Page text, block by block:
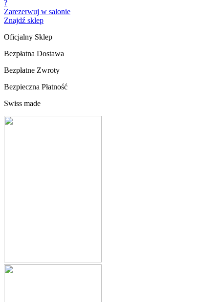
?
Zarezerwuj w salonie
Znajdź sklep
Oficjalny Sklep
Bezpłatna Dostawa
Bezpłatne Zwroty
Bezpieczna Płatność
Swiss made